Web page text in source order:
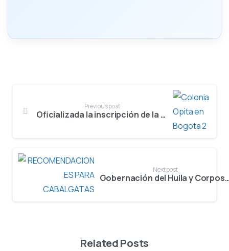
Previous post
Oficializada la inscripción de la Colonia Opita en Bogotá al Reinado Departamental del Bambuco
Next post
Gobernación del Huila y Corposanpedro establecen directrices
Related Posts